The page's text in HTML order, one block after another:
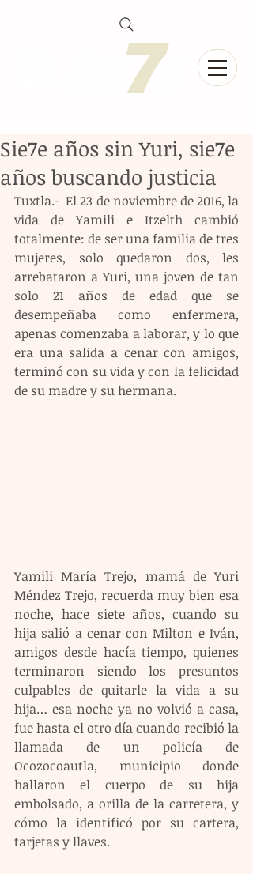
Sie7e años sin Yuri, sie7e
años buscando justicia
Tuxtla.-  El 23 de noviembre de 2016, la
vida de Yamili e Itzelth cambió
totalmente: de ser una familia de tres
mujeres, solo quedaron dos, les
arrebataron a Yuri, una joven de tan
solo 21 años de edad que se
desempeñaba como enfermera,
apenas comenzaba a laborar, y lo que
era una salida a cenar con amigos,
terminó con su vida y con la felicidad
de su madre y su hermana.
Yamili María Trejo, mamá de Yuri
Méndez Trejo, recuerda muy bien esa
noche, hace siete años, cuando su
hija salió a cenar con Milton e Iván,
amigos desde hacía tiempo, quienes
terminaron siendo los presuntos
culpables de quitarle la vida a su
hija… esa noche ya no volvió a casa,
fue hasta el otro día cuando recibió la
llamada de un policía de
Ocozocoautla, municipio donde
hallaron el cuerpo de su hija
embolsado, a orilla de la carretera, y
cómo la identificó por su cartera,
tarjetas y llaves.